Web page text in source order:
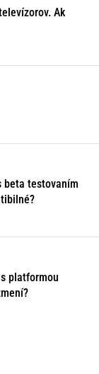
Ak
beta testovaním
platformou